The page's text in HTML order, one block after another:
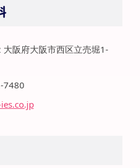
阪府大阪市西区立売堀1-
7480